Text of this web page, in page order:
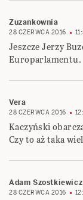
Zuzankownia
28 CZERWCA 2016
Jeszcze Jerzy
Europarlamentu.
Vera
28 CZERWCA 2016
Kaczyński
Czy to aż taka
Adam Szostkiewicz
28 CZERWCA 2016